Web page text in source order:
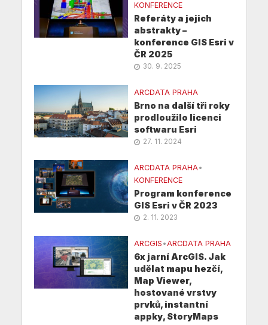
KONFERENCE
Referáty a jejich
abstrakty –
konference GIS Esri v
ČR 2025
30. 9. 2025
ARCDATA PRAHA
Brno na další tři roky
prodloužilo licenci
softwaru Esri
27. 11. 2024
ARCDATA PRAHA•
KONFERENCE
Program konference
GIS Esri v ČR 2023
2. 11. 2023
ARCGIS •ARCDATA PRAHA
6x jarní ArcGIS. Jak
udělat mapu hezčí,
Map Viewer,
hostované vrstvy
prvků, instantní
appky, StoryMaps